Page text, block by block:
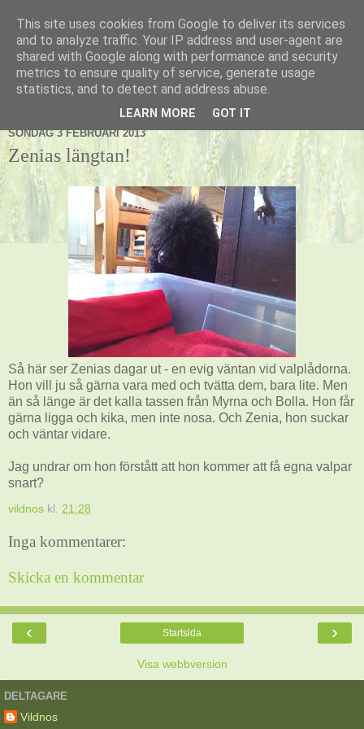
Kennel Vildnos
SÖNDAG 3 FEBRUARI 2013
Zenias längtan!
Så här ser Zenias dagar ut - en evig väntan vid valplådorna.
Hon vill ju så gärna vara med och tvätta dem, bara lite. Men
än så länge är det kalla tassen från Myrna och Bolla. Hon får
gärna ligga och kika, men inte nosa. Och Zenia, hon suckar
och väntar vidare.
Jag undrar om hon förstått att hon kommer att få egna valpar
snart?
vildnos kl. 21:28
Inga kommentarer:
Skicka en kommentar
‹ ›
Startsida
Visa webbversion
DELTAGARE
Vildnos
This site uses cookies from Google to deliver its services
and to analyze traffic. Your IP address and user-agent are
shared with Google along with performance and security
metrics to ensure quality of service, generate usage
statistics, and to detect and address abuse.
LEARN MORE GOT IT